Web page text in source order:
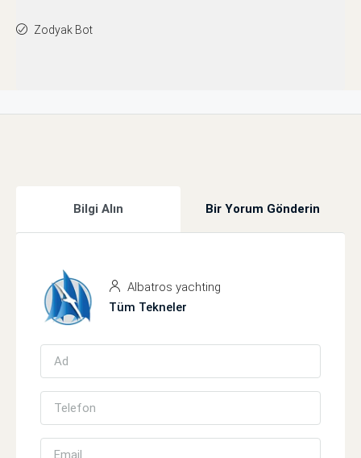
Zodyak Bot
Bilgi Alın Bir Yorum Gönderin
Albatros yachting
Tüm Tekneler